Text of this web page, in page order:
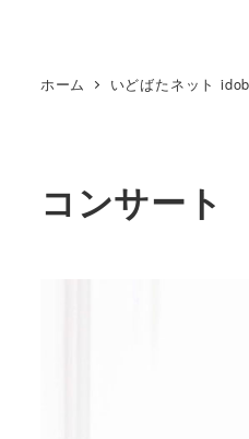
ホーム いどばたネット
コンサート